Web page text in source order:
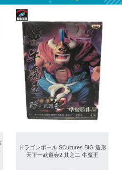
ドラゴンボール SCultures BIG 造形
天下一武道会2 其之二 牛魔王